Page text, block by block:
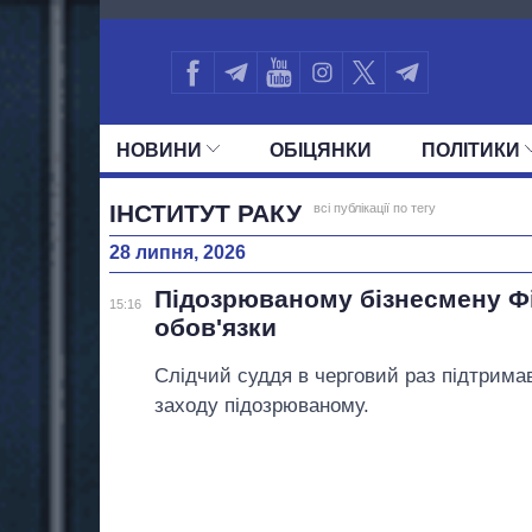
1331
НОВИНИ ОБIЦЯНКИ ПОЛIТИКИ
УСІ ПОЛІТИКИ ПРЕЗИДЕНТ І ОФІС
ІНСТИТУТ РАКУ всі публікації по тегу
28 липня, 2026
15:16
Підозрюваному бізнесмену
обов'язки
Слідчий суддя в черговий раз
заходу підозрюваному.